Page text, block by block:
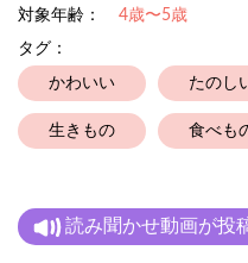
対象年齢：
4歳〜5歳
タグ：
かわいい たのし
生きもの 食べも
読み聞かせ動画が投